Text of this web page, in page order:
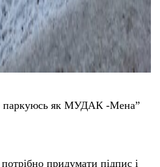
паркуюсь як МУДАК -Мена”
придумати підпис і